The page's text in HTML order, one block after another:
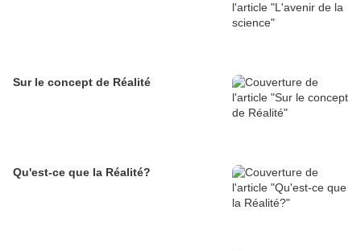
Sur le concept de Réalité
Qu'est-ce que la Réalité?